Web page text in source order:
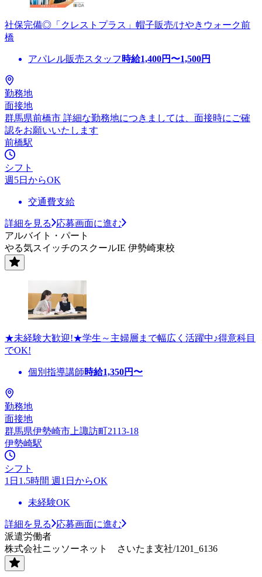
社保完備◎「クレストプラス」帽子販売/けやきウォーク前
橋
アパレル販売スタッフ 時給1,400円〜1,500円
勤務地
面接地
群馬県前橋市 詳細な勤務地につきましては、面接時にご確
認をお願いいたします
前橋駅
シフト
週5日からOK
交通費支給
詳細を見る
応募画面に進む
アルバイト・パート
やる気スイッチのスクールIE 伊勢崎東校
★未経験大歓迎!★学生～主婦層まで幅広く活躍中♪得意科目
でOK!
個別指導講師時給1,350円〜
勤務地
面接地
群馬県伊勢崎市上諏訪町2113-18
伊勢崎駅
シフト
1日1.5時間 週1日からOK
未経験OK
詳細を見る
応募画面に進む
派遣労働者
株式会社ニッソーネット さいたま支社/1201_6136